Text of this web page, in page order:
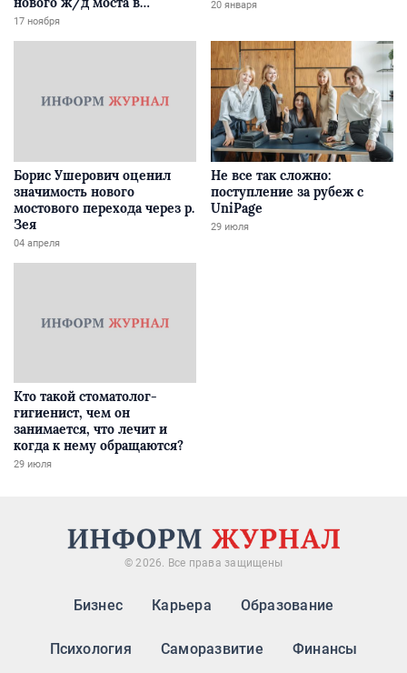
Забайкалье
17 ноября
20 января
Борис Ушерович оценил
значимость нового
мостового перехода через р.
Зея
04 апреля
Не все так сложно:
поступление за рубеж с
UniPage
29 июля
Кто такой стоматолог-
гигиенист, чем он
занимается, что лечит и
когда к нему обращаются?
29 июля
© 2026. Все права защищены
Бизнес Карьера Образование
Психология Саморазвитие Финансы